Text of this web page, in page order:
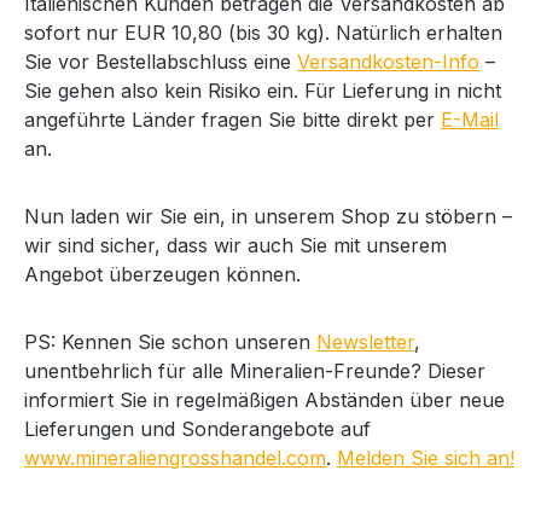
sofort nur EUR 10,80 (bis 30 kg). Natürlich erhalten
Sie vor Bestellabschluss eine Versandkosten-Info –
Sie gehen also kein Risiko ein. Für Lieferung in nicht
angeführte Länder fragen Sie bitte direkt per E-Mail
an.
Nun laden wir Sie ein, in unserem Shop zu stöbern –
wir sind sicher, dass wir auch Sie mit unserem
Angebot überzeugen können.
PS: Kennen Sie schon unseren Newsletter,
unentbehrlich für alle Mineralien-Freunde? Dieser
informiert Sie in regelmäßigen Abständen über neue
Lieferungen und Sonderangebote auf
www.mineraliengrosshandel.com. Melden Sie sich an!